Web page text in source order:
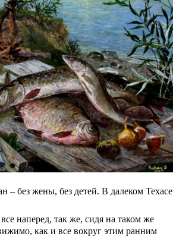
– без жены, без детей. В далеком Техасе
наперед, так же, сидя на таком же
как и все вокруг этим ранним